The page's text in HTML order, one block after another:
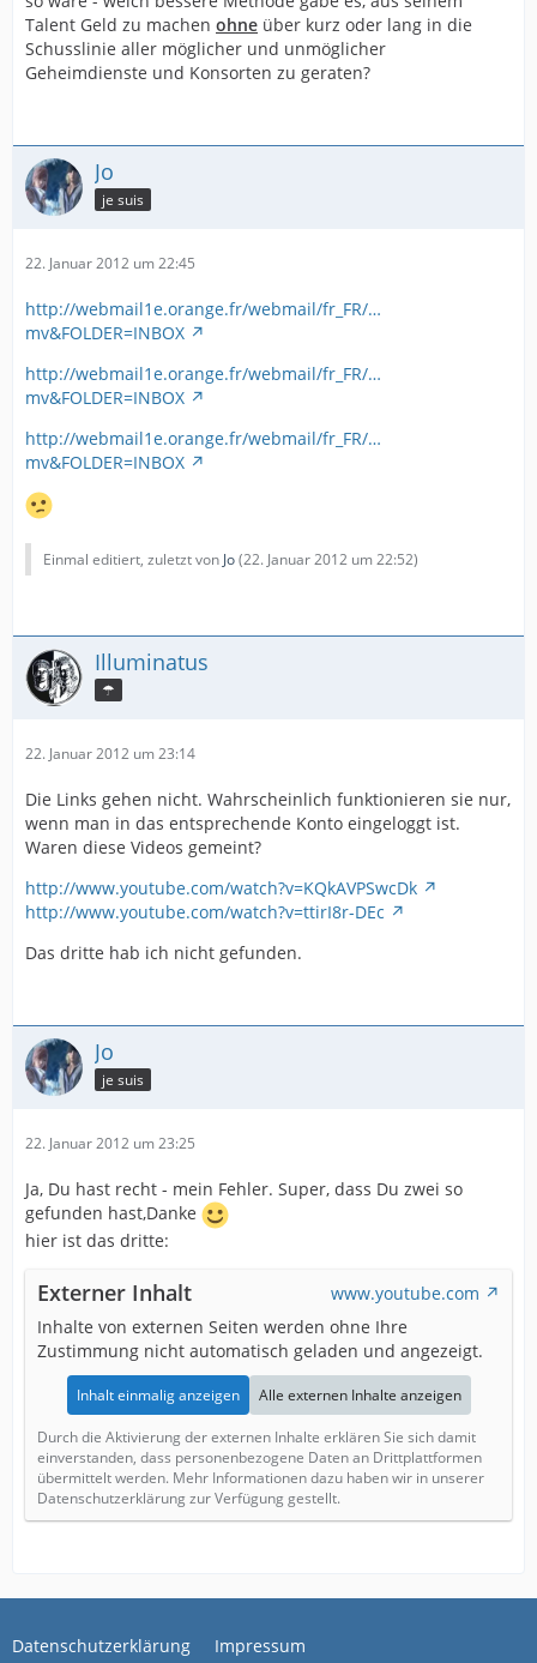
Talent Geld zu machen ohne über kurz oder lang in die
Schusslinie aller möglicher und unmöglicher
Geheimdienste und Konsorten zu geraten?
Jo
je suis
22. Januar 2012 um 22:45
http://webmail1e.orange.fr/webmail/fr_FR/…
mv&FOLDER=INBOX
http://webmail1e.orange.fr/webmail/fr_FR/…
mv&FOLDER=INBOX
http://webmail1e.orange.fr/webmail/fr_FR/…
mv&FOLDER=INBOX
Einmal editiert, zuletzt von Jo(22. Januar 2012 um 22:52)
Illuminatus
☂
22. Januar 2012 um 23:14
Die Links gehen nicht. Wahrscheinlich funktionieren sie nur,
wenn man in das entsprechende Konto eingeloggt ist.
Waren diese Videos gemeint?
http://www.youtube.com/watch?v=KQkAVPSwcDk
http://www.youtube.com/watch?v=ttirI8r-DEc
Das dritte hab ich nicht gefunden.
Jo
je suis
22. Januar 2012 um 23:25
Ja, Du hast recht - mein Fehler. Super, dass Du zwei so
gefunden hast,Danke
hier ist das dritte:
Externer Inhalt
www.youtube.com
Inhalte von externen Seiten werden ohne Ihre
Zustimmung nicht automatisch geladen und angezeigt.
Inhalt einmalig anzeigen Alle externen Inhalte anzeigen
Durch die Aktivierung der externen Inhalte erklären Sie sich damit
einverstanden, dass personenbezogene Daten an Drittplattformen
übermittelt werden. Mehr Informationen dazu haben wir in unserer
Datenschutzerklärung zur Verfügung gestellt.
Datenschutzerklärung Impressum